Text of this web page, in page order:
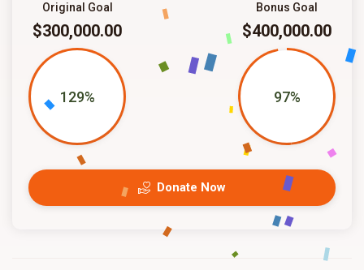
Bonus Goal
$400,000.00
97%
Original Goal
$300,000.00
129%
Donate Now